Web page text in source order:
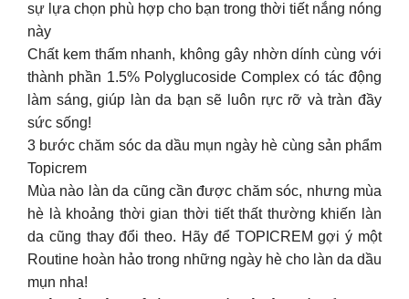
sự lựa chọn phù hợp cho bạn trong thời tiết nắng nóng
này
Chất kem thấm nhanh, không gây nhờn dính cùng với
thành phần 1.5% Polyglucoside Complex có tác động
làm sáng, giúp làn da bạn sẽ luôn rực rỡ và tràn đầy
sức sống!
3 bước chăm sóc da dầu mụn ngày hè cùng sản phẩm
Topicrem
Mùa nào làn da cũng cần được chăm sóc, nhưng mùa
hè là khoảng thời gian thời tiết thất thường khiến làn
da cũng thay đổi theo. Hãy để TOPICREM gợi ý một
Routine hoàn hảo trong những ngày hè cho làn da dầu
mụn nha!